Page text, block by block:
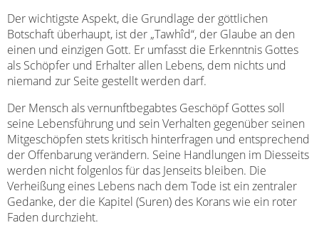
Der wichtigste Aspekt, die Grundlage der göttlichen
Botschaft überhaupt, ist der „Tawhîd“, der Glaube an den
einen und einzigen Gott. Er umfasst die Erkenntnis Gottes
als Schöpfer und Erhalter allen Lebens, dem nichts und
niemand zur Seite gestellt werden darf.
Der Mensch als vernunftbegabtes Geschöpf Gottes soll
seine Lebensführung und sein Verhalten gegenüber seinen
Mitgeschöpfen stets kritisch hinterfragen und entsprechend
der Offenbarung verändern. Seine Handlungen im Diesseits
werden nicht folgenlos für das Jenseits bleiben. Die
Verheißung eines Lebens nach dem Tode ist ein zentraler
Gedanke, der die Kapitel (Suren) des Korans wie ein roter
Faden durchzieht.